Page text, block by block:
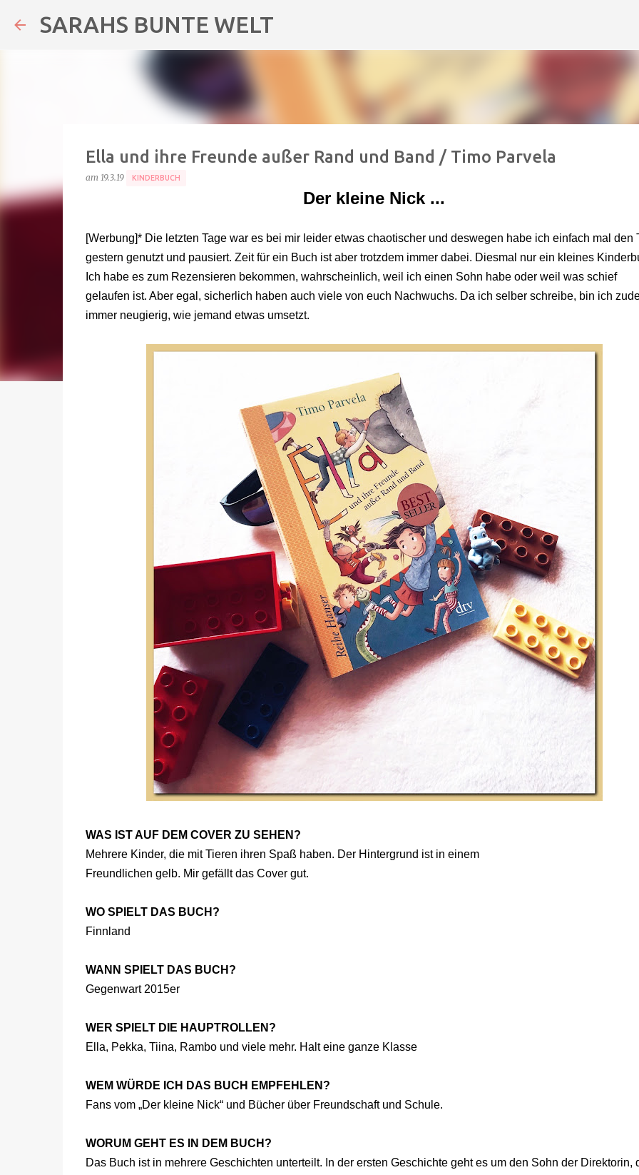
SARAHS BUNTE WELT
Ella und ihre Freunde außer Rand und Band / Timo Parvela
am 19.3.19 KINDERBUCH
Der kleine Nick ...
[Werbung]* Die letzten Tage war es bei mir leider etwas chaotischer und deswegen habe ich einfach mal den
gestern genutzt und pausiert. Zeit für ein Buch ist aber trotzdem immer dabei. Diesmal nur ein kleines
Ich habe es zum Rezensieren bekommen, wahrscheinlich, weil ich einen Sohn habe oder weil was schief
gelaufen ist. Aber egal, sicherlich haben auch viele von euch Nachwuchs. Da ich selber schreibe, bin ich
immer neugierig, wie jemand etwas umsetzt.
WAS IST AUF DEM COVER ZU SEHEN?
Mehrere Kinder, die mit Tieren ihren Spaß haben. Der Hintergrund ist in einem
Freundlichen gelb. Mir gefällt das Cover gut.
WO SPIELT DAS BUCH?
Finnland
WANN SPIELT DAS BUCH?
Gegenwart 2015er
WER SPIELT DIE HAUPTROLLEN?
Ella, Pekka, Tiina, Rambo und viele mehr. Halt eine ganze Klasse
WEM WÜRDE ICH DAS BUCH EMPFEHLEN?
Fans vom „Der kleine Nick“ und Bücher über Freundschaft und Schule.
WORUM GEHT ES IN DEM BUCH?
Das Buch ist in mehrere Geschichten unterteilt. In der ersten Geschichte geht es um den Sohn der Direktorin,